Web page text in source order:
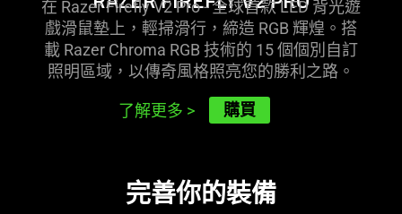
在 Razer Firefly V2 Pro - 全球首款 LED 背光遊
戲滑鼠墊上，輕掃滑行，締造 RGB 輝煌。搭
載 Razer Chroma RGB 技術的 15 個個別自訂
照明區域，以傳奇風格照亮您的勝利 之路 。
了解更多 > 購買
完善你的裝備